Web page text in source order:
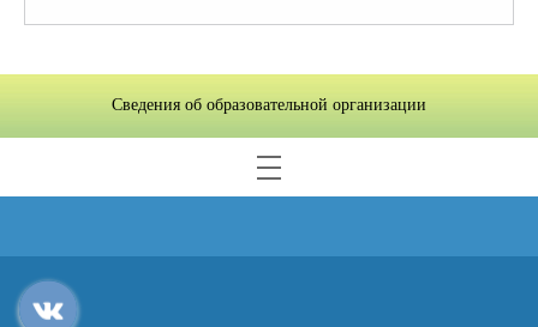
Сведения об образовательной организации